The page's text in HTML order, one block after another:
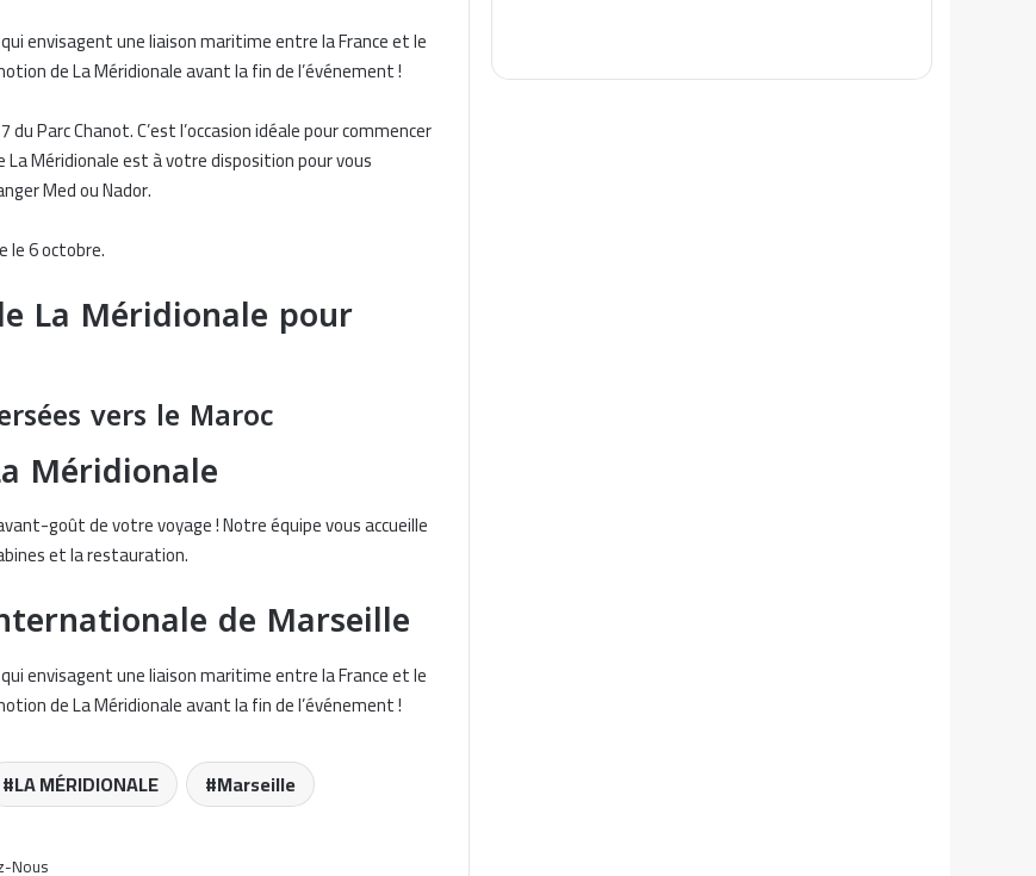
envisagent une liaison maritime entre la France et le
de La Méridionale avant la fin de l’événement !
Parc Chanot. C’est l’occasion idéale pour commencer
La Méridionale est à votre disposition pour vous
Med ou Nador.
le 6 octobre.
La Méridionale pour
vers le Maroc
Méridionale
goût de votre voyage ! Notre équipe vous accueille
et la restauration.
de Marseille
envisagent une liaison maritime entre la France et le
de La Méridionale avant la fin de l’événement !
LA MÉRIDIONALE Marseille
Nous
formalités douanières avec le TPD
disponible à bord du Cracovia
Algérie Ferries lance une offre
Béjaïa–Marseille et Annaba–Marseille
France – Algérie : GNV propose des
traversées à partir de 91 euros
jusqu’au 8 juillet
Nouris El Bahr Ferries dévoile son
programme de traversées Oran –